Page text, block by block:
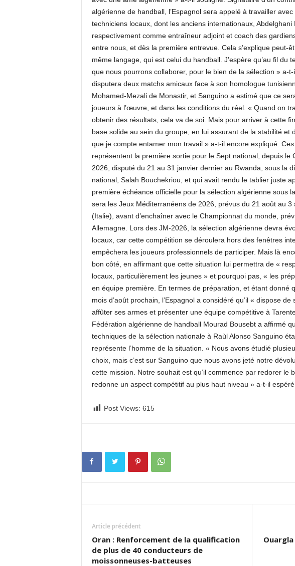
algérienne de handball, l’Espagnol sera appelé à travailler
techniciens locaux, dont les anciens internationaux, Abdelghani
respectivement comme entraîneur adjoint et coach des
entre nous, et dès la première entrevue. Cela s’explique peut-
même langage, qui est celui du handball. J’espère qu’au fil du
que nous pourrons collaborer, pour le bien de la sélection » a-
disputera deux matchs amicaux face à son homologue
Mohamed-Mezali de Monastir, et Sanguino a estimé que ce
joueurs à l’œuvre, et dans les conditions du réel. « Quand on
obtenir des résultats, cela va de soi. Mais pour arriver à cette
base solide au sein du groupe, en lui assurant de la stabilité et
que je compte entamer mon travail » a-t-il encore expliqué.
représentent la première sortie pour le Sept national, depuis le
2026, disputé du 21 au 31 janvier dernier au Rwanda, sous la
national, Salah Bouchekriou, et qui avait rendu le tablier juste
première échéance officielle pour la sélection algérienne sous
sera les Jeux Méditerranéens de 2026, prévus du 21 août au 3
(Italie), avant d’enchaîner avec le Championnat du monde,
Allemagne. Lors des JM-2026, la sélection algérienne devra
locaux, car cette compétition se déroulera hors des fenêtres
empêchera les joueurs professionnels de participer. Mais là
bon côté, en affirmant que cette situation lui permettra de «
locaux, particulièrement les jeunes » et pourquoi pas, « les
en équipe première. En termes de préparation, et étant donné
mois d’août prochain, l’Espagnol a considéré qu’il « dispose
affûter ses armes et présenter une équipe compétitive à
Fédération algérienne de handball Mourad Bousebt a affirmé
techniques de la sélection nationale à Raùl Alonso Sanguino
représente l’homme de la situation. « Nous avons étudié
choix, mais c’est sur Sanguino que nous avons jeté notre
cette mission. Notre souhait est qu’il commence par redorer le
redonne un aspect compétitif au plus haut niveau » a-t-il espéré.
Post Views: 615
Article précédent
Oran : Renforcement de la qualification
de plus de 40 conducteurs de
moissonneuses-batteuses